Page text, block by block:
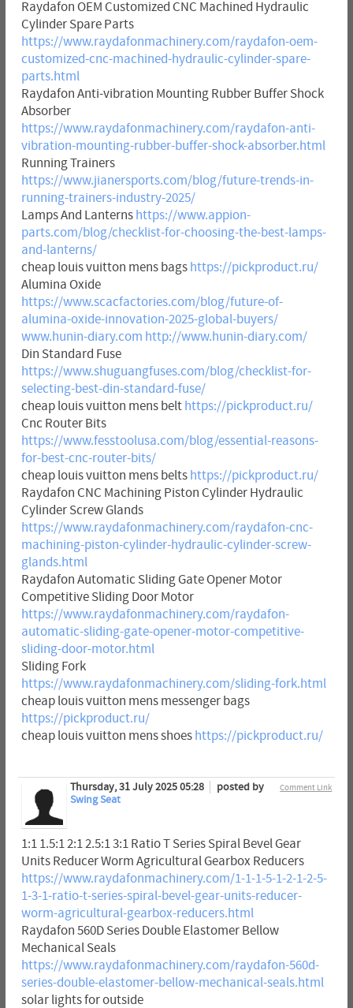
Raydafon OEM Customized CNC Machined Hydraulic
Cylinder Spare Parts
https://www.raydafonmachinery.com/raydafon-oem-
customized-cnc-machined-hydraulic-cylinder-spare-
parts.html
Raydafon Anti-vibration Mounting Rubber Buffer Shock
Absorber
https://www.raydafonmachinery.com/raydafon-anti-
vibration-mounting-rubber-buffer-shock-absorber.html
Running Trainers
https://www.jianersports.com/blog/future-trends-in-
running-trainers-industry-2025/
Lamps And Lanterns https://www.appion-
parts.com/blog/checklist-for-choosing-the-best-lamps-
and-lanterns/
cheap louis vuitton mens bags https://pickproduct.ru/
Alumina Oxide
https://www.scacfactories.com/blog/future-of-
alumina-oxide-innovation-2025-global-buyers/
www.hunin-diary.com http://www.hunin-diary.com/
Din Standard Fuse
https://www.shuguangfuses.com/blog/checklist-for-
selecting-best-din-standard-fuse/
cheap louis vuitton mens belt https://pickproduct.ru/
Cnc Router Bits
https://www.fesstoolusa.com/blog/essential-reasons-
for-best-cnc-router-bits/
cheap louis vuitton mens belts https://pickproduct.ru/
Raydafon CNC Machining Piston Cylinder Hydraulic
Cylinder Screw Glands
https://www.raydafonmachinery.com/raydafon-cnc-
machining-piston-cylinder-hydraulic-cylinder-screw-
glands.html
Raydafon Automatic Sliding Gate Opener Motor
Competitive Sliding Door Motor
https://www.raydafonmachinery.com/raydafon-
automatic-sliding-gate-opener-motor-competitive-
sliding-door-motor.html
Sliding Fork
https://www.raydafonmachinery.com/sliding-fork.html
cheap louis vuitton mens messenger bags
https://pickproduct.ru/
cheap louis vuitton mens shoes https://pickproduct.ru/
Comment Link
Thursday, 31 July 2025 05:28
posted by
Swing Seat
1:1 1.5:1 2:1 2.5:1 3:1 Ratio T Series Spiral Bevel Gear
Units Reducer Worm Agricultural Gearbox Reducers
https://www.raydafonmachinery.com/1-1-1-5-1-2-1-2-5-
1-3-1-ratio-t-series-spiral-bevel-gear-units-reducer-
worm-agricultural-gearbox-reducers.html
Raydafon 560D Series Double Elastomer Bellow
Mechanical Seals
https://www.raydafonmachinery.com/raydafon-560d-
series-double-elastomer-bellow-mechanical-seals.html
solar lights for outside